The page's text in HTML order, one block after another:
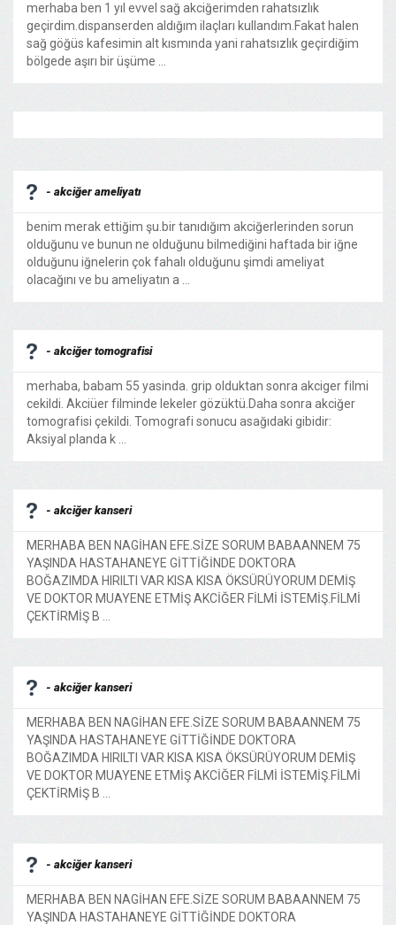
merhaba ben 1 yıl evvel sağ akciğerimden rahatsızlık
geçirdim.dispanserden aldığım ilaçları kullandım.Fakat halen
sağ göğüs kafesimin alt kısmında yani rahatsızlık geçirdiğim
bölgede aşırı bir üşüme ...
- akciğer ameliyatı
benim merak ettiğim şu.bir tanıdığım akciğerlerinden sorun
olduğunu ve bunun ne olduğunu bilmediğini haftada bir iğne
olduğunu iğnelerin çok fahalı olduğunu şimdi ameliyat
olacağını ve bu ameliyatın a ...
- akciğer tomografisi
merhaba, babam 55 yasinda. grip olduktan sonra akciger filmi
cekildi. Akciüer filminde lekeler gözüktü.Daha sonra akciğer
tomografisi çekildi. Tomografi sonucu asağıdaki gibidir:
Aksiyal planda k ...
- akciğer kanseri
MERHABA BEN NAGİHAN EFE.SİZE SORUM BABAANNEM 75
YAŞINDA HASTAHANEYE GİTTİĞİNDE DOKTORA
BOĞAZIMDA HIRILTI VAR KISA KISA ÖKSÜRÜYORUM DEMİŞ
VE DOKTOR MUAYENE ETMİŞ AKCİĞER FİLMİ İSTEMİŞ.FİLMİ
ÇEKTİRMİŞ B ...
- akciğer kanseri
MERHABA BEN NAGİHAN EFE.SİZE SORUM BABAANNEM 75
YAŞINDA HASTAHANEYE GİTTİĞİNDE DOKTORA
BOĞAZIMDA HIRILTI VAR KISA KISA ÖKSÜRÜYORUM DEMİŞ
VE DOKTOR MUAYENE ETMİŞ AKCİĞER FİLMİ İSTEMİŞ.FİLMİ
ÇEKTİRMİŞ B ...
- akciğer kanseri
MERHABA BEN NAGİHAN EFE.SİZE SORUM BABAANNEM 75
YAŞINDA HASTAHANEYE GİTTİĞİNDE DOKTORA